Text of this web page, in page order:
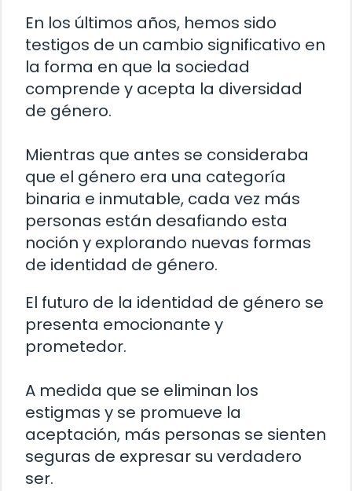
En los últimos años, hemos sido
testigos de un cambio significativo en
la forma en que la sociedad
comprende y acepta la diversidad
de género.
Mientras que antes se consideraba
que el género era una categoría
binaria e inmutable, cada vez más
personas están desafiando esta
noción y explorando nuevas formas
de identidad de género.
El futuro de la identidad de género se
presenta emocionante y
prometedor.
A medida que se eliminan los
estigmas y se promueve la
aceptación, más personas se sienten
seguras de expresar su verdadero
ser.